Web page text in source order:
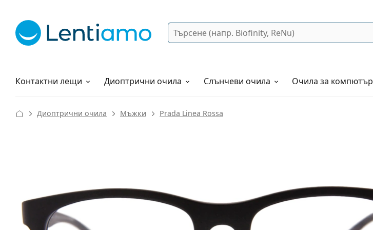
Търсене
Контактни лещи
Разтвори Диоптрични очила Слънчеви очила Очила за компютър
Как да поръчам?
Диоптрични очила Мъжки Prada Linea Rossa